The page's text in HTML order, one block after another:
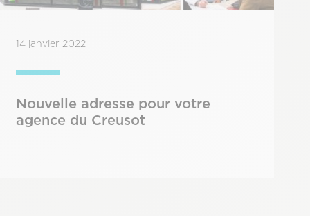
14 janvier 2022
Nouvelle adresse pour votre
agence du Creusot